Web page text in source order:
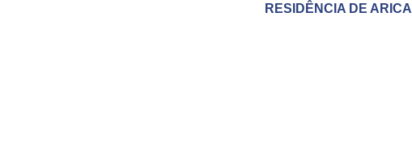
RESIDÊNCIA DE ARICA